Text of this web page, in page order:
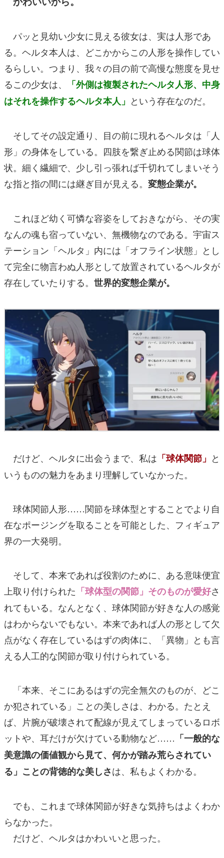
パッと見幼い少女に見える彼女は、実は人形であ
る。ヘルタ本人は、どこかからこの人形を操作してい
るらしい。つまり、我々の目の前で高慢な態度を見せ
るこの少女は、
「外側は複製されたヘルタ人形、中身
はそれを操作するヘルタ本人」 という存在なのだ。
そしてその設定通り、目の前に現れるヘルタは「人
形」の身体をしている。四肢を繋ぎ止める関節は球体
状。細く繊細で、少し引っ張れば千切れてしまいそう
な指と指の間には継ぎ目が見える。 変態企業が。
これほど幼く可憐な容姿をしておきながら、その実
なんの魂も宿っていない、無機物なのである。宇宙ス
テーション「ヘルタ」内には「オフライン状態」とし
て完全に物言わぬ人形として放置されているヘルタが
存在していたりする。 世界的変態企業が。
だけど、ヘルタに出会うまで、私は 「球体関節」 と
いうものの魅力をあまり理解していなかった。
球体関節人形……関節を球体型とすることでより自
在なポージングを取ることを可能とした、フィギュア
界の一大発明。
そして、本来であれば役割のために、ある意味便宜
上取り付けられた 「球体型の関節」そのものが愛好さ
れてもいる。なんとなく、球体関節が好きな人の感覚
はわからないでもない。本来であれば人の形として欠
点がなく存在しているはずの肉体に、「異物」とも言
える人工的な関節が取り付けられている。
「本来、そこにあるはずの完全無欠のものが、どこ
か犯されている」ことの美しさは、わかる。たとえ
ば、片腕が破壊されて配線が見えてしまっているロボ
ットや、耳だけが欠けている動物など…… 「一般的な
美意識の価値観から見て、何かが踏み荒らされてい
る」ことの背徳的な美しさは、私もよくわかる。
でも、これまで球体関節が好きな気持ちはよくわか
らなかった。
だけど、ヘルタはかわいいと思った。